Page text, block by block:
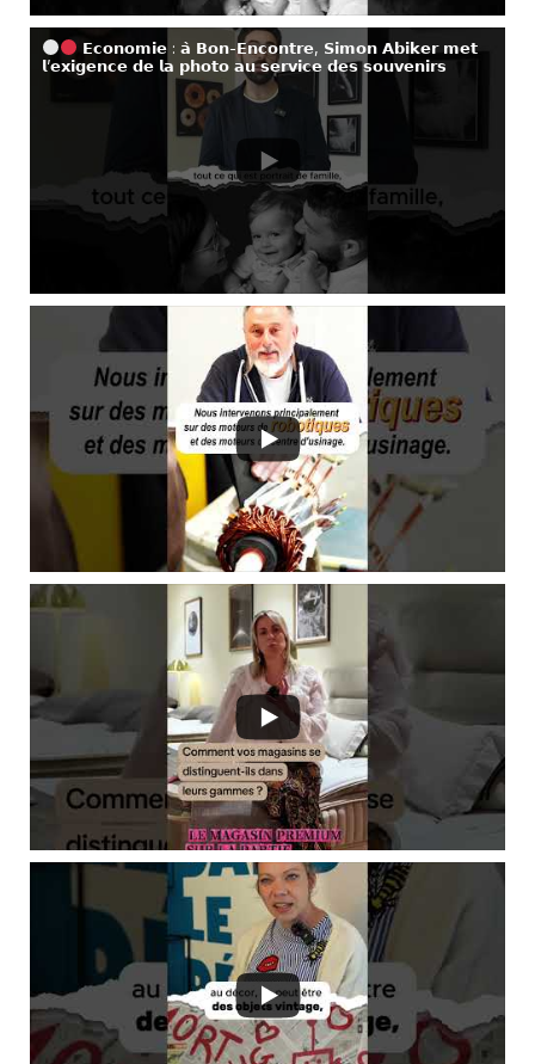
𝗘𝗰𝗼𝗻𝗼𝗺𝗶𝗲 : 𝗮̀ 𝗕𝗼𝗻-𝗘𝗻𝗰𝗼𝗻𝘁𝗿𝗲, 𝗦𝗶𝗺𝗼𝗻 𝗔𝗯𝗶𝗸𝗲𝗿 𝗺𝗲𝘁
𝗹’𝗲𝘅𝗶𝗴𝗲𝗻𝗰𝗲 𝗱𝗲 𝗹𝗮 𝗽𝗵𝗼𝘁𝗼 𝗮𝘂 𝘀𝗲𝗿𝘃𝗶𝗰𝗲 𝗱𝗲𝘀 𝘀𝗼𝘂𝘃𝗲𝗻𝗶𝗿𝘀